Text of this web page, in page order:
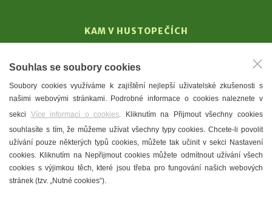
KAM V HUSTOPEČÍCH
T. G. Masaryk
Mandloně
Ubytování
Restaurace
Městské muzeum a galerie
Denní meníčka
Souhlas se soubory cookies
Soubory cookies využíváme k zajištění nejlepší uživatelské zkušenosti s
našimi webovými stránkami. Podrobné informace o cookies naleznete v
sekci Více informací o cookies. Kliknutím na Přijmout všechny cookies
souhlasíte s tím, že můžeme užívat všechny typy cookies. Chcete-li povolit
užívání pouze některých typů cookies, můžete tak učinit v sekci Nastavení
cookies. Kliknutím na Nepřijmout cookies můžete odmítnout užívání všech
cookies s výjimkou těch, které jsou třeba pro fungování našich webových
stránek (tzv. „Nutné cookies“).